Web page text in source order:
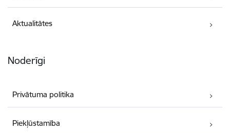
Aktualitātes
Noderīgi
Privātuma politika
Piekļūstamība